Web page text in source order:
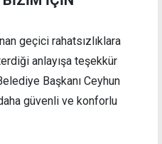
geçici rahatsızlıklara
anlayışa teşekkür
Başkanı Ceyhun
güvenli ve konforlu